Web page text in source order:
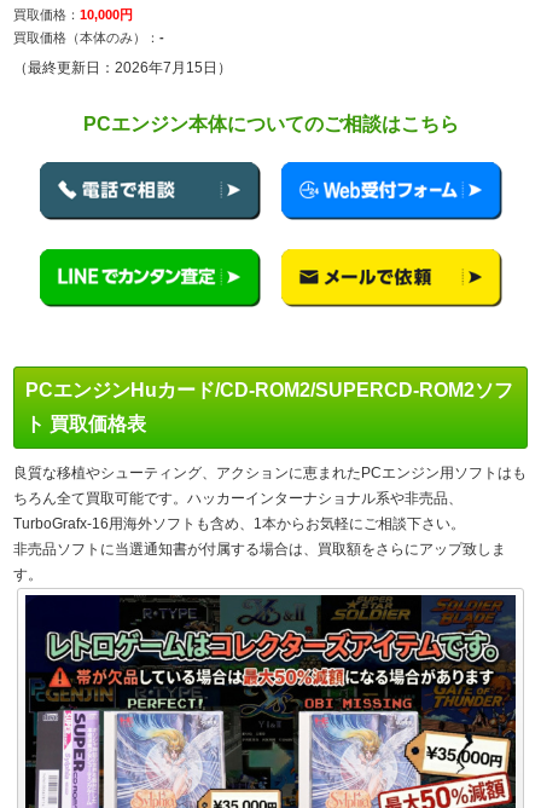
10,000円
-
（最終更新日：2026年7月15日）
PCエンジン本体についてのご相談はこちら
PCエンジンHuカード/CD-ROM2/SUPERCD-ROM2ソフ
ト 買取価格表
良質な移植やシューティング、アクションに恵まれたPCエンジン用ソフトはも
ちろん全て買取可能です。ハッカーインターナショナル系や非売品、
TurboGrafx-16用海外ソフトも含め、1本からお気軽にご相談下さい。
非売品ソフトに当選通知書が付属する場合は、買取額をさらにアップ致しま
す。